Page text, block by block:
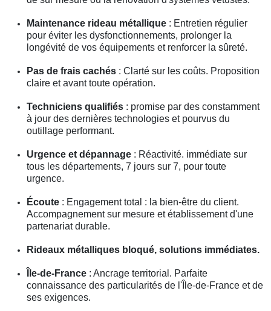
Maintenance rideau métallique : Entretien régulier
pour éviter les dysfonctionnements, prolonger la
longévité de vos équipements et renforcer la sûreté.
Pas de frais cachés : Clarté sur les coûts. Proposition
claire et avant toute opération.
Techniciens qualifiés : promise par des constamment
à jour des dernières technologies et pourvus du
outillage performant.
Urgence et dépannage : Réactivité. immédiate sur
tous les départements, 7 jours sur 7, pour toute
urgence.
Écoute : Engagement total : la bien-être du client.
Accompagnement sur mesure et établissement d'une
partenariat durable.
Rideaux métalliques bloqué, solutions immédiates.
Île-de-France : Ancrage territorial. Parfaite
connaissance des particularités de l'Île-de-France et de
ses exigences.